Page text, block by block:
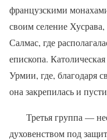
французскими
своим селение
Салмас, где
епископа.
Урмии, где, благодаря
она закрепилась и
Третья группа —
духовенством под